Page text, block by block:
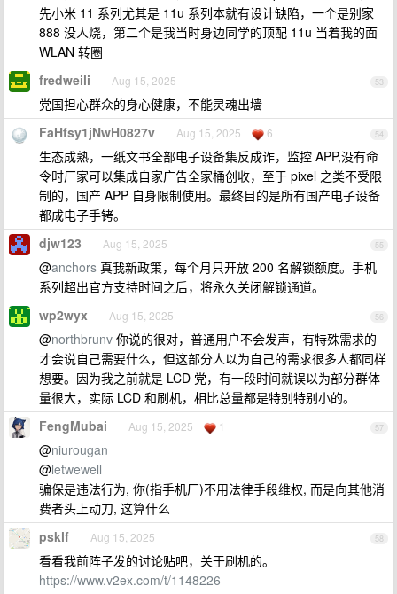
先小米 11 系列尤其是 11u 系列本就有设计缺陷，一个是别家
888 没人烧，第二个是我当时身边同学的顶配 11u 当着我的面
WLAN 转圈
53
fredweili Aug 15, 2025
党国担心群众的身心健康，不能灵魂出墙
54
FaHfsy1jNwH0827v Aug 15, 2025 6
生态成熟，一纸文书全部电子设备集反成诈，监控 APP,没有命
令时厂家可以集成自家广告全家桶创收，至于 pixel 之类不受限
制的，国产 APP 自身限制使用。最终目的是所有国产电子设备
都成电子手铐。
55
djw123 Aug 15, 2025
@anchors 真我新政策，每个月只开放 200 名解锁额度。手机
系列超出官方支持时间之后，将永久关闭解锁通道。
56
wp2wyx Aug 15, 2025
@northbrunv 你说的很对，普通用户不会发声，有特殊需求的
才会说自己需要什么，但这部分人以为自己的需求很多人都同样
想要。因为我之前就是 LCD 党，有一段时间就误以为部分群体
量很大，实际 LCD 和刷机，相比总量都是特别特别小的。
57
FengMubai Aug 15, 2025 1
@niurougan
@letwewell
骗保是违法行为, 你(指手机厂)不用法律手段维权, 而是向其他消
费者头上动刀, 这算什么
58
psklf Aug 15, 2025
看看我前阵子发的讨论贴吧，关于刷机的。
https://www.v2ex.com/t/1148226